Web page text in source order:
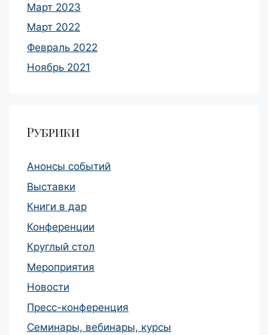
Март 2023
Март 2022
Февраль 2022
Ноябрь 2021
Рубрики
Анонсы событий
Выставки
Книги в дар
Конференции
Круглый стол
Мероприятия
Новости
Пресс-конференция
Семинары, вебинары, курсы